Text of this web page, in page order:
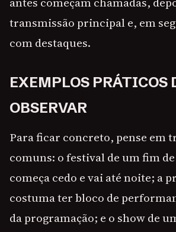
transmissão principal e, em
com destaques.
EXEMPLOS PRÁTICOS
OBSERVAR
Para ficar concreto, pense em
comuns: o festival de um fim
começa cedo e vai até noite; a
costuma ter bloco de
da programação; e o show de